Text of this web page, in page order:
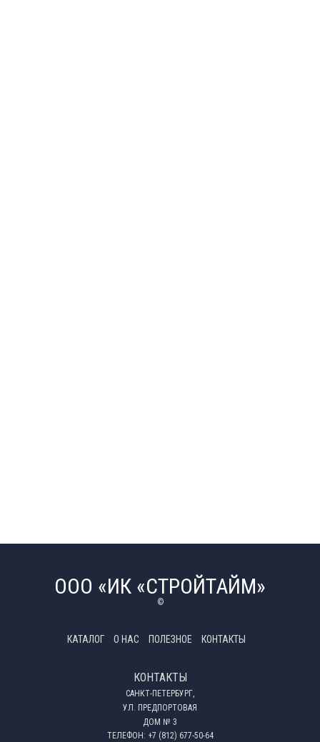
ООО «ИК «СТРОЙТАЙМ»
©
КАТАЛОГ О НАС ПОЛЕЗНОЕ КОНТАКТЫ
КОНТАКТЫ
САНКТ-ПЕТЕРБУРГ,
УЛ. ПРЕДПОРТОВАЯ
ДОМ № 3
ТЕЛЕФОН: +7 (812) 677-50-64